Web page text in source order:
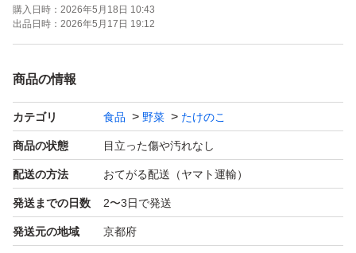
ぬかつけておきます。
返金、返品は不可でお願いいたします。
質問お気軽にしてください♪
購入日時： 2026年5月18日 10:43
出品日時： 2026年5月17日 19:12
商品の情報
カテゴリ 食品 野菜 たけのこ
商品の状態 目立った傷や汚れなし
配送の方法 おてがる配送（ヤマト運輸）
発送までの日数 2〜3日で発送
発送元の地域 京都府